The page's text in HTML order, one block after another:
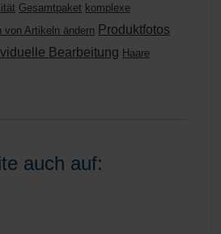
Gesamtpaket komplexe
von Artikeln ändern Produktfotos
Bearbeitung Haare
auch auf: